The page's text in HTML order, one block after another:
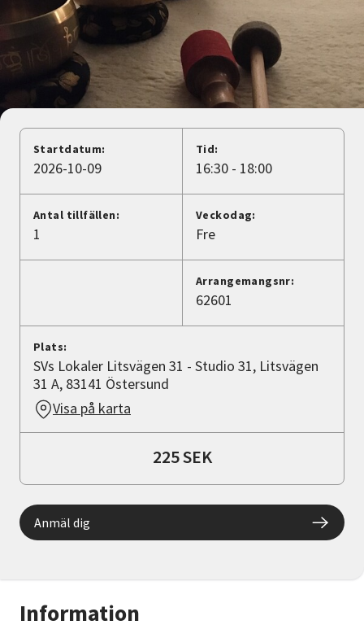
Nyheter
Avdelningar
Lyssna
Information
Startdatum:
2026-10-09
Tid:
16:30 - 18:00
Antal tillfällen:
1
Veckodag:
Fre
Arrangemangsnr:
62601
Plats:
SVs Lokaler Litsvägen 31 - Studio 31, Litsvägen
31 A, 83141 Östersund
Visa på karta
225 SEK
Anmäl dig